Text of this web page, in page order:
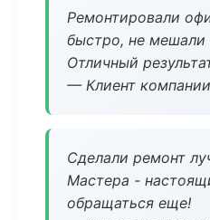
Ремонтировали
быстро, не мешали
Отличный
— Клиент компании
Сделали ремонт
Мастера -
обращаться еще!